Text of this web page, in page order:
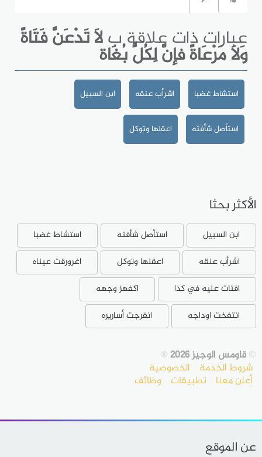
عبارات ذات علاقة بلاَ تَدْعَنَّ فَتَاةً
وَلاَ مَرْعَاةً فإنَّ لِكُلٍّ بُغَاة
استشاط غضبا اشرأب عنقه ابن السبيل
استأصل شَأْفَتَه اعقلها وتوكل
الأكثر بحثا
ابن السبيل استأصل شأفته
استشاط غضبا
اشرأب عنقه
اعقلها وتوكل
اغرورقت عيناه
افتات عليه في كذا
اكفهز وجهه
انتفخت اوداجه
انفرجت أساريره
©قاومس الوجيز 2026 ®
شروط الخدمة الخصوصية
أعلن معنا تطبيقات وظائف
عن الموقع